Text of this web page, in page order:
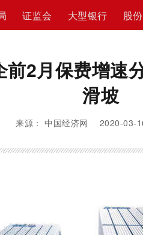
证监会 大型银行 股
2月保费增速
滑坡
来源： 中国经济网 2020-03-